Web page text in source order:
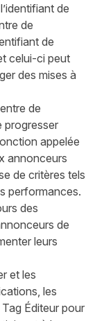
de
de
de
celui-ci peut
des mises à
de
progresser
appelée
annonceurs
de critères tels
performances.
des
de
leurs
et les
les
Tag Éditeur pour